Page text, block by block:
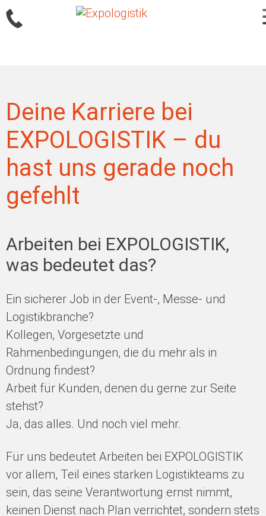
Sprung
zum
Deine Karriere bei
EXPOLOGISTIK – du
hast uns gerade noch
gefehlt
Arbeiten bei EXPOLOGISTIK,
was bedeutet das?
Ein sicherer Job in der Event-, Messe- und
Logistikbranche?
Kollegen, Vorgesetzte und
Rahmenbedingungen, die du mehr als in
Ordnung findest?
Arbeit für Kunden, denen du gerne zur Seite
stehst?
Ja, das alles. Und noch viel mehr.
Für uns bedeutet Arbeiten bei EXPOLOGISTIK
vor allem, Teil eines starken Logistikteams zu
sein, das seine Verantwortung ernst nimmt,
keinen Dienst nach Plan verrichtet, sondern stets